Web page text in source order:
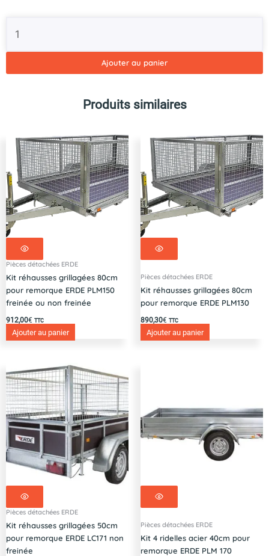
chargement
Azure
Cobalt
H
Largeur
200
Ajouter au panier
Produits similaires
Pièces détachées ERDE
Kit réhausses grillagées 80cm
pour remorque ERDE PLM150
freinée ou non freinée
912,00€ TTC
Ajouter au panier
Pièces détachées ERDE
Kit réhausses grillagées 80cm
pour remorque ERDE PLM130
890,30€ TTC
Ajouter au panier
Pièces détachées ERDE
Kit réhausses grillagées 50cm
pour remorque ERDE LC171 non
freinée
Pièces détachées ERDE
Kit 4 ridelles acier 40cm pour
remorque ERDE PLM 170